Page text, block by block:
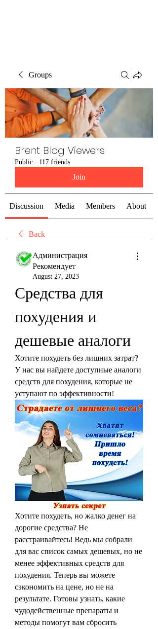
Groups
Brent Blog Viewers
Public · 117 friends
Join
Discussion Media Members About
Back
Администрация
Рекомендует
August 27, 2023
Средства для
похудения и
дешевые аналоги
Хотите похудеть без лишних затрат?
У нас вы найдете доступные аналоги
средств для похудения, которые не
уступают по эффективности!
Хотите похудеть, но жалко денег на
дорогие средства? Не
расстраивайтесь! Ведь мы собрали
для вас список самых дешевых, но не
менее эффективных средств для
похудения. Теперь вы можете
сэкономить на цене, но не на
результате. Готовы узнать, какие
чудодейственные препараты и
методы помогут вам сбросить